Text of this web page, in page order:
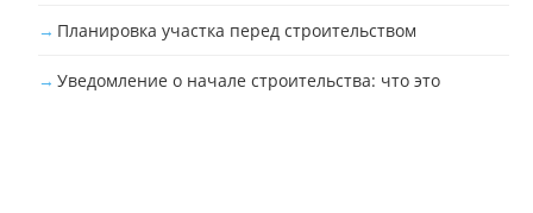
Планировка участка перед строительством
Уведомление о начале строительства: что это